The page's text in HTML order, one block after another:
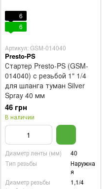
6
6
Артикул: GSM-014040
Presto-PS
Стартер Presto-PS (GSM-
014040) с резьбой 1" 1/4
для шланга туман Silver
Spray 40 мм
46 грн
В наличии
Диаметр ленты (мм)
40
Тип резьбы
Наружна
я
Диаметр резьбы
1,1/4